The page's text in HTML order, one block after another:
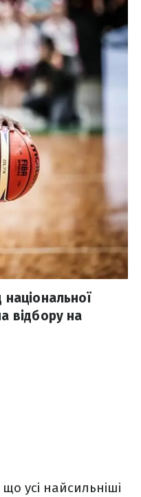
відбору на
усі найсильніші